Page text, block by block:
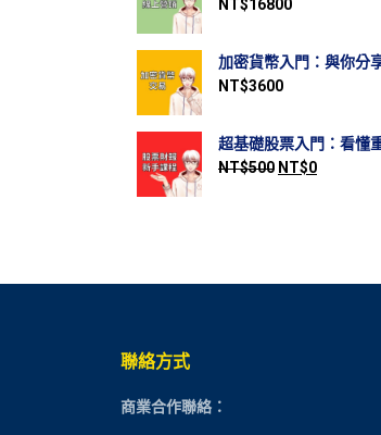
NT$16800
加密貨幣入門：與你分
NT$3600
超基礎股票入門：看懂
NT$500 NT$0
聯絡方式
商業合作聯絡：